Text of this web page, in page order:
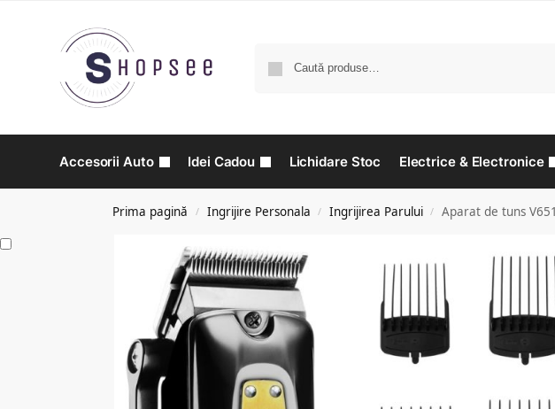
Accesorii Auto Idei Cadou Lichidare Stoc Electrice & Electronice
Prima pagină / Ingrijire Personala / Ingrijirea Parului / Aparat de tuns